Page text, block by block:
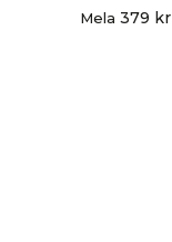
Mela 379 kr